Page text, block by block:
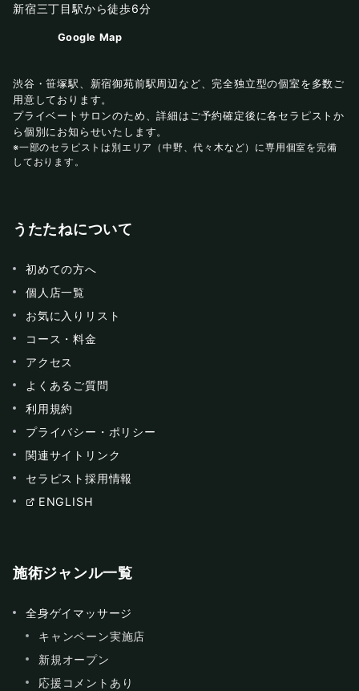
新宿三丁目駅から徒歩6分
Google Map
渋谷・笹塚駅、新宿御苑前駅周辺など、完全独立型の個室を多数ご
用意しております。
プライベートサロンのため、詳細はご予約確定後に各セラピストか
ら個別にお知らせいたします。
※一部のセラピストは別エリア（中野、代々木など）に専用個室を完備
しております。
うたたねについて
初めての方へ
個人店一覧
お気に入りリスト
コース・料金
アクセス
よくあるご質問
利用規約
プライバシー・ポリシー
関連サイトリンク
セラピスト採用情報
ENGLISH
施術ジャンル一覧
全身ゲイマッサージ
キャンペーン実施店
新規オープン
応援コメントあり